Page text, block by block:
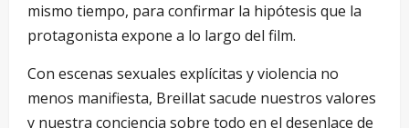
mismo tiempo, para confirmar la hipótesis que la
protagonista expone a lo largo del film.
Con escenas sexuales explícitas y violencia no
menos manifiesta, Breillat sacude nuestros valores
y nuestra conciencia sobre todo en el desenlace de